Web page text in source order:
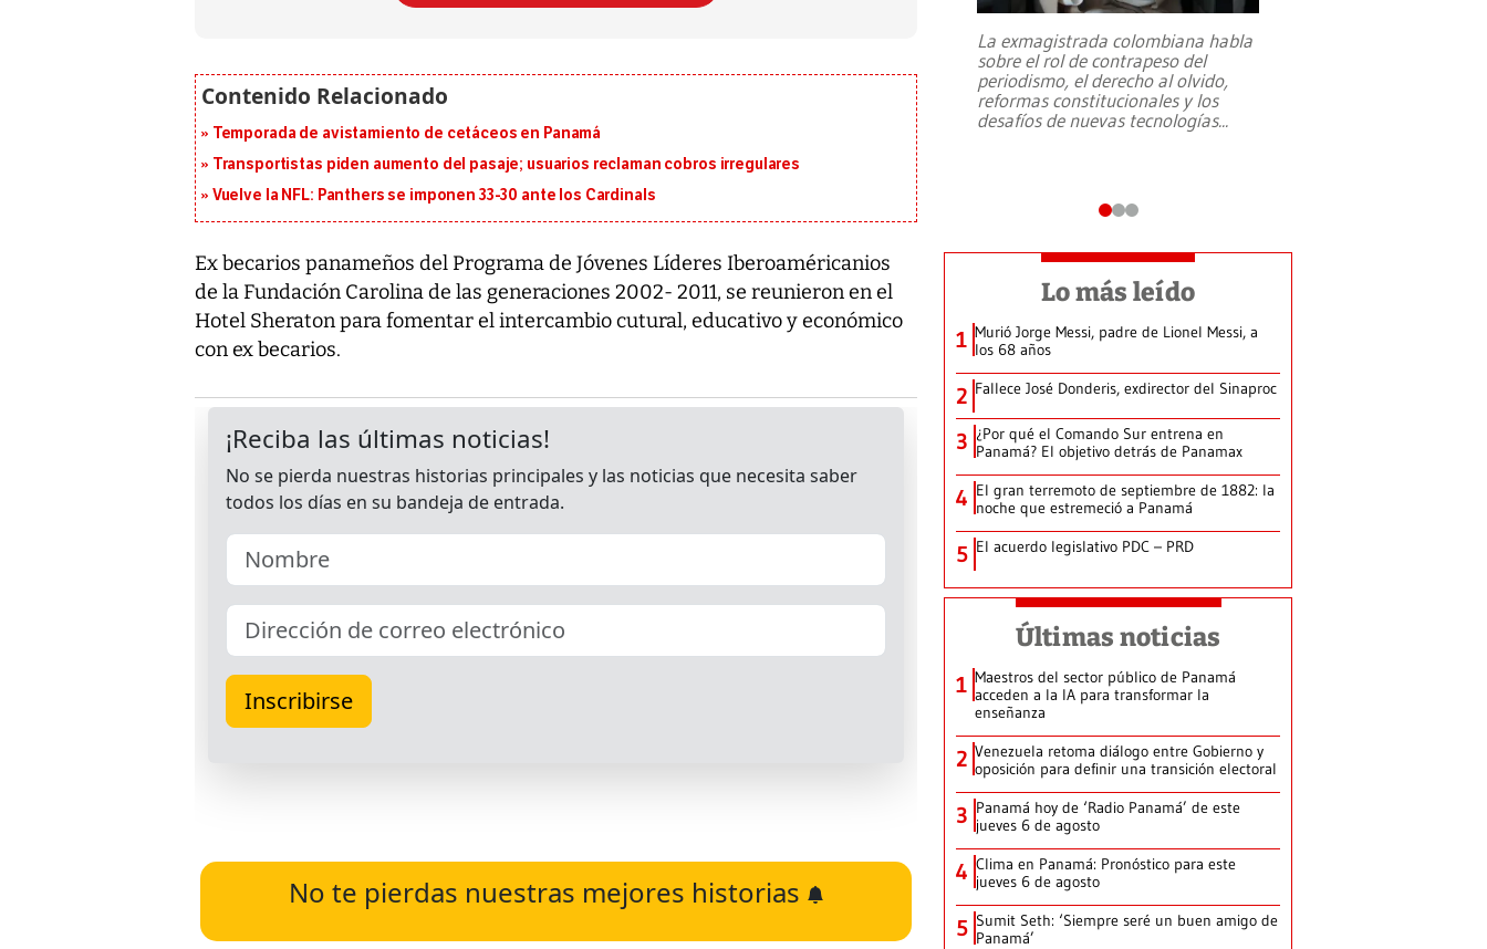
Temporada de avistamiento de cetáceos en Panamá
Transportistas piden aumento del pasaje; usuarios reclaman cobros irregulares
Vuelve la NFL: Panthers se imponen 33-30 ante los Cardinals
Ex becarios panameños del Programa de Jóvenes Líderes Iberoaméricanios
de la Fundación Carolina de las generaciones 2002- 2011, se reunieron en el
Hotel Sheraton para fomentar el intercambio cutural, educativo y económico
con ex becarios.
No te pierdas nuestras mejores historias
La exmagistrada colombiana habla
sobre el rol de contrapeso del
periodismo, el derecho al olvido,
reformas constitucionales y los
desafíos de nuevas tecnologías...
Lo más leído
1 Murió Jorge Messi, padre de Lionel Messi, a
los 68 años
2 Fallece José Donderis, exdirector del Sinaproc
3 ¿Por qué el Comando Sur entrena en
Panamá? El objetivo detrás de Panamax
4 El gran terremoto de septiembre de 1882: la
noche que estremeció a Panamá
5 El acuerdo legislativo PDC – PRD
Últimas noticias
1 Maestros del sector público de Panamá
acceden a la IA para transformar la
enseñanza
2 Venezuela retoma diálogo entre Gobierno y
oposición para definir una transición electoral
3 Panamá hoy de ‘Radio Panamá’ de este
jueves 6 de agosto
4 Clima en Panamá: Pronóstico para este
jueves 6 de agosto
5 Sumit Seth: ‘Siempre seré un buen amigo de
Panamá’